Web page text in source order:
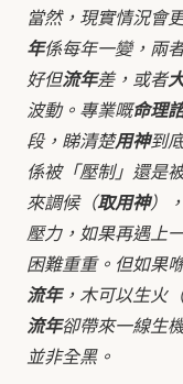
當然，現實情況會
年係每年一變，兩
好但流年差，或者
波動。專業嘅命理
段，睇清楚用神到
係被「壓制」還是
來調候（取用神）
壓力，如果再遇上
困難重重。但如果
流年，木可以生火
流年卻帶來一線生
並非全黑。